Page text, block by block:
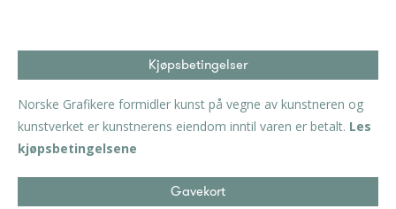
Kjøpsbetingelser
Norske Grafikere formidler kunst på vegne av kunstneren og
kunstverket er kunstnerens eiendom inntil varen er betalt. Les
kjøpsbetingelsene
Gavekort